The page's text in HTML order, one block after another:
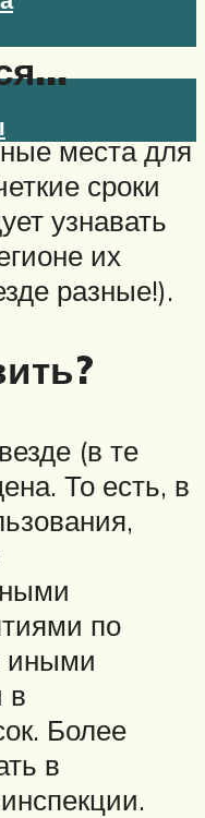
места для
сроки
узнавать
их
разные!).
(в те
То есть, в
по
иными
в
Более
в